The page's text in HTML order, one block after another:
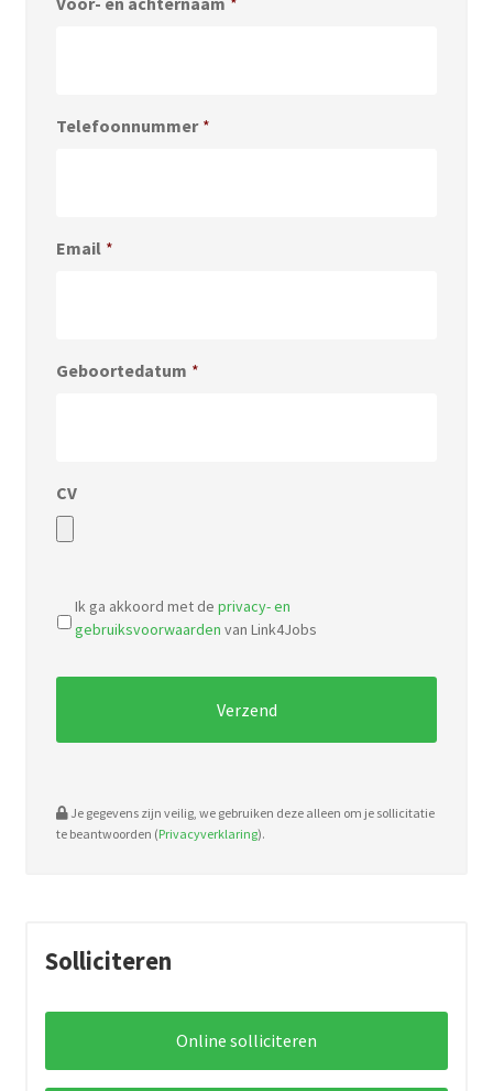
Telefoonnummer *
Email *
Geboortedatum *
CV
types:
pdf,
doc.
Ik ga akkoord met de privacy- en
gebruiksvoorwaarden van Link4Jobs
Je gegevens zijn veilig, we gebruiken deze alleen om je sollicitatie
te beantwoorden (Privacyverklaring).
Solliciteren
Online solliciteren